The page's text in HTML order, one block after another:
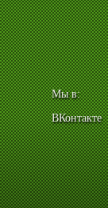
Мы в:
ВКонтакте